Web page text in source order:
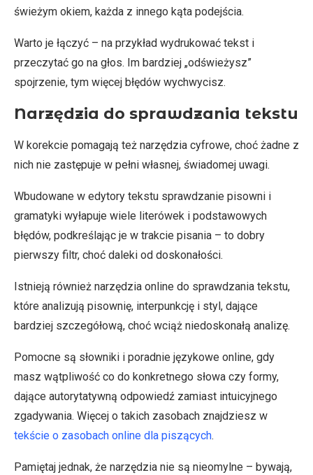
świeżym okiem, każda z innego kąta podejścia.
Warto je łączyć – na przykład wydrukować tekst i
przeczytać go na głos. Im bardziej „odświeżysz”
spojrzenie, tym więcej błędów wychwycisz.
Narzędzia do sprawdzania tekstu
W korekcie pomagają też narzędzia cyfrowe, choć żadne z
nich nie zastępuje w pełni własnej, świadomej uwagi.
Wbudowane w edytory tekstu sprawdzanie pisowni i
gramatyki wyłapuje wiele literówek i podstawowych
błędów, podkreślając je w trakcie pisania – to dobry
pierwszy filtr, choć daleki od doskonałości.
Istnieją również narzędzia online do sprawdzania tekstu,
które analizują pisownię, interpunkcję i styl, dające
bardziej szczegółową, choć wciąż niedoskonałą analizę.
Pomocne są słowniki i poradnie językowe online, gdy
masz wątpliwość co do konkretnego słowa czy formy,
dające autorytatywną odpowiedź zamiast intuicyjnego
zgadywania. Więcej o takich zasobach znajdziesz w
tekście o zasobach online dla piszących.
Pamiętaj jednak, że narzędzia nie są nieomylne – bywają,